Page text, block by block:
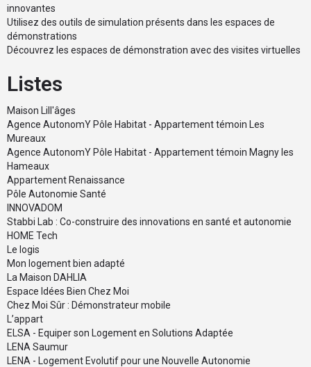
innovantes
Utilisez des outils de simulation présents dans les espaces de
démonstrations
Découvrez les espaces de démonstration avec des visites virtuelles
Listes
Maison Lill'âges
Agence AutonomY Pôle Habitat - Appartement témoin Les
Mureaux
Agence AutonomY Pôle Habitat - Appartement témoin Magny les
Hameaux
Appartement Renaissance
Pôle Autonomie Santé
INNOVADOM
Stabbi Lab : Co-construire des innovations en santé et autonomie
HOME Tech
Le logis
Mon logement bien adapté
La Maison DAHLIA
Espace Idées Bien Chez Moi
Chez Moi Sûr : Démonstrateur mobile
L’appart
ELSA - Equiper son Logement en Solutions Adaptée
LENA Saumur
LENA - Logement Evolutif pour une Nouvelle Autonomie